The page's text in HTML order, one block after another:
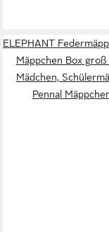
ELEPHANT
Mäppchen Box
Mädchen,
Pennal